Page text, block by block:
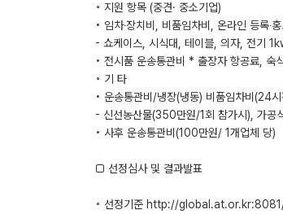
◦ 지원 항목 (중견· 중소기업)
• 임차‧장치비, 비품임차비, 온라인 등록‧
- 쇼케이스, 시식대, 테이블, 의자, 전기
• 전시품 운송통관비 * 출장자 항공료, 숙
◦ 기 타
• 운송통관비/냉장(냉동) 비품임차비(24
- 신선농산물(350만원/1회 참가시), 가공
• 사후 운송통관비(100만원/ 1개업체 당)
□ 선정심사 및 결과발표
◦ 선정기준 http://global.at.or.kr:8081/